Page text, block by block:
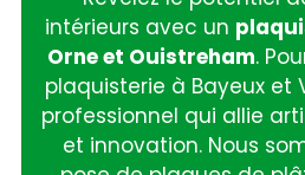
intérieurs avec un
Orne et Ouistreham.
plaquisterie à Bayeux et
professionnel qui allie
et innovation. Nous